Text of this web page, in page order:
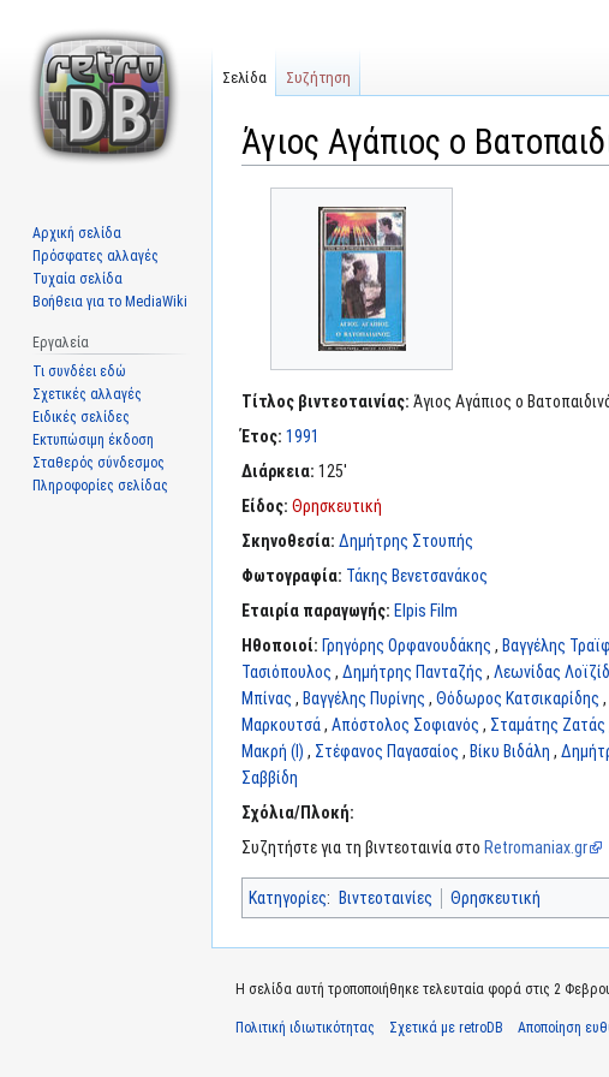
Άγιος Αγάπιος ο
Τίτλος βιντεοταινίας: Άγιος Αγάπιος ο
Έτος: 1991
Διάρκεια: 125'
Είδος: Θρησκευτική
Σκηνοθεσία: Δημήτρης Στουπής
Φωτογραφία: Τάκης Βενετσανάκος
Εταιρία παραγωγής: Elpis Film
Ηθοποιοί: Γρηγόρης Ορφανουδάκης , Βαγγέλης
Τασιόπουλος , Δημήτρης Πανταζής , Λεωνίδας
Μπίνας , Βαγγέλης Πυρίνης , Θόδωρος Κατσικαρίδης ,
Μαρκουτσά, Απόστολος Σοφιανός , Σταμάτης Ζατάς
Μακρή (I) , Στέφανος Παγασαίος , Βίκυ Βιδάλη ,
Σαββίδη
Σχόλια/Πλοκή:
Συζητήστε για τη βιντεοταινία στο Retromaniax.gr
Κατηγορίες: Βιντεοταινίες Θρησκευτική
Σελίδα Συζήτηση
Αρχική σελίδα
Πρόσφατες αλλαγές
Τυχαία σελίδα
Βοήθεια για το MediaWiki
Εργαλεία
Τι συνδέει εδώ
Σχετικές αλλαγές
Ειδικές σελίδες
Εκτυπώσιμη έκδοση
Σταθερός σύνδεσμος
Πληροφορίες σελίδας
Η σελίδα αυτή τροποποιήθηκε τελευταία φορά στις 2
Πολιτική ιδιωτικότητας Σχετικά με retroDB Αποποίηση